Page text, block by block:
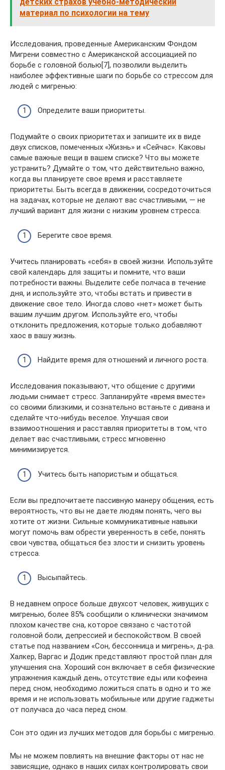
материал по психологии на тему
Исследования, проведенные Американским Фондом
Мигрени совместно с Американской ассоциацией по
борьбе с головной болью[7], позволили выделить
наиболее эффективные шаги по борьбе со стрессом для
людей с мигренью:
Определите ваши приоритеты.
Подумайте о своих приоритетах и запишите их в виде
двух списков, помеченных «Жизнь» и «Сейчас». Каковы
самые важные вещи в вашем списке? Что вы можете
устранить? Думайте о том, что действительно важно,
когда вы планируете свое время и расставляете
приоритеты. Быть всегда в движении, сосредоточиться
на задачах, которые не делают вас счастливыми, — не
лучший вариант для жизни с низким уровнем стресса.
Берегите свое время.
Учитесь планировать «себя» в своей жизни. Используйте
свой календарь для защиты и помните, что ваши
потребности важны. Выделите себе полчаса в течение
дня, и используйте это, чтобы встать и привести в
движение свое тело. Иногда слово «нет» может быть
вашим лучшим другом. Используйте его, чтобы
отклонить предложения, которые только добавляют
хаос в вашу жизнь.
Найдите время для отношений и личного роста.
Исследования показывают, что общение с другими
людьми снимает стресс. Запланируйте «время вместе»
со своими близкими, и сознательно встаньте с дивана и
сделайте что-нибудь веселое. Улучшая свои
взаимоотношения и расставляя приоритеты в том, что
делает вас счастливыми, стресс мгновенно
минимизируется.
Учитесь быть напористым и общаться.
Если вы предпочитаете пассивную манеру общения, есть
вероятность, что вы не даете людям понять, чего вы
хотите от жизни. Сильные коммуникативные навыки
могут помочь вам обрести уверенность в себе, понять
свои чувства, общаться без злости и снизить уровень
стресса.
Высыпайтесь.
В недавнем опросе больше двухсот человек, живущих с
мигренью, более 85% сообщили о клинически значимом
плохом качестве сна, которое связано с частотой
головной боли, депрессией и беспокойством. В своей
статье под названием «Сон, бессонница и мигрень», д-ра.
Халкер, Варгас и Додик представляют простой план для
улучшения сна. Хороший сон включает в себя физические
упражнения каждый день, отсутствие еды или кофеина
перед сном, необходимо ложиться спать в одно и то же
время и не использовать мобильные или другие гаджеты
от получаса до часа перед сном.
Сон это один из лучших методов для борьбы с мигренью.
Мы не можем повлиять на внешние факторы от нас не
зависящие, однако в наших силах контролировать свои